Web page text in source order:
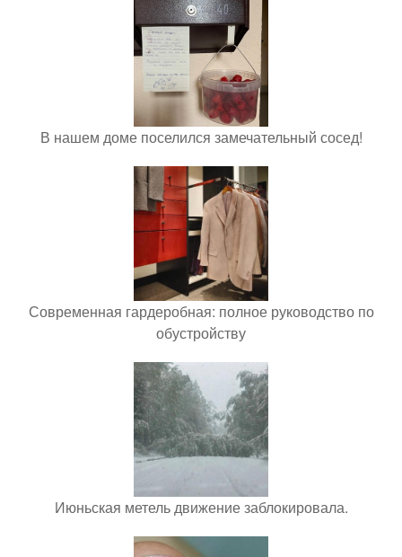
В нашем доме поселился замечательный сосед!
Современная гардеробная: полное руководство по
обустройству
Июньская метель движение заблокировала.